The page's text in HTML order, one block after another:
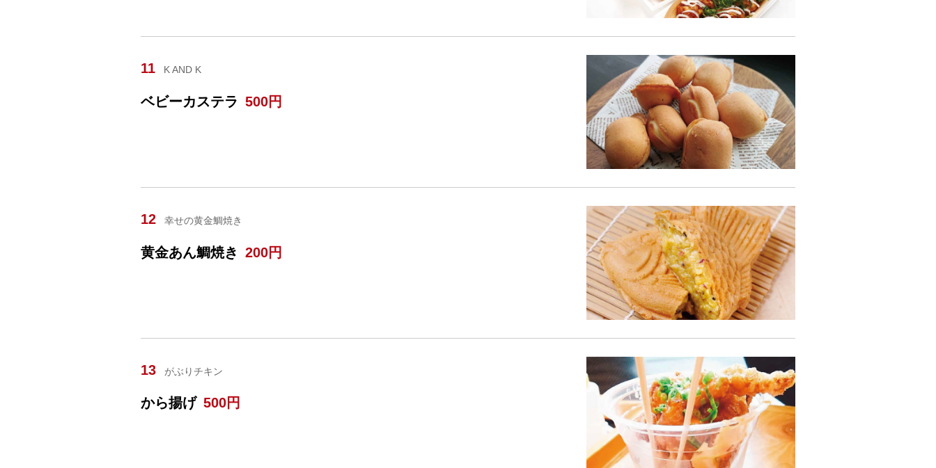
11 K AND K
ベビーカステラ 500円
12 幸せの黄金鯛焼き
黄金あん鯛焼き 200円
13 がぶりチキン
から揚げ 500円